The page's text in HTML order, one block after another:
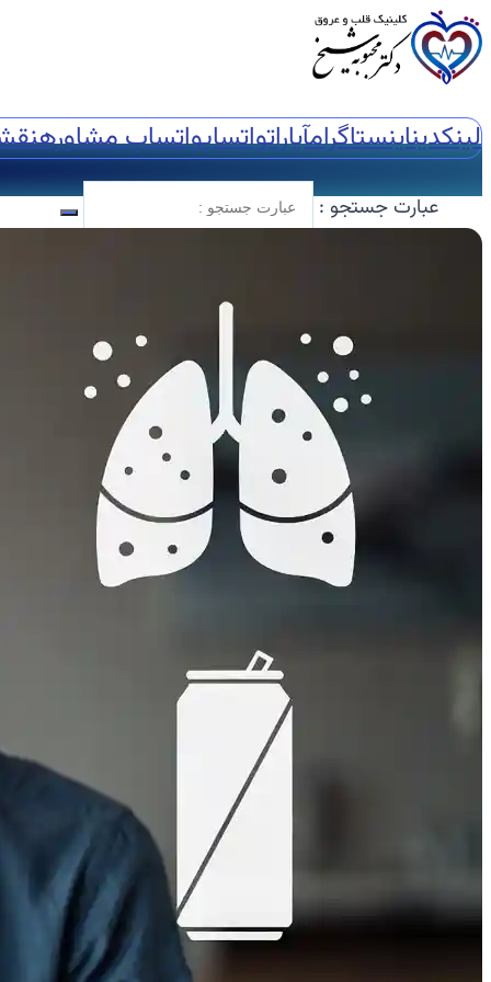
لینکدیناینستاگرامآپاراتواتساپواتساپ مشاوره
عبارت جستجو :
📈اکو M-Mode
📸اکو دو بعدی
🌐اکو سه بعدی
📽️اکو چهاربعدی
🏃‍♀️استرس اکو
🧪کانتراست اکو
🍴اکو از مری
📊اکو داپلر طیفی
💗اکو داپلر رنگی
🫀اکو داپلر بافتی TDI
💪استرین اکو
💓هولتر ضربان قلب
🛡️مشاوره پیشگیری
🍎مشاوره تخصصی تغذیه
🚭مشاوره ترک سیگار
🎗️درمان سرطان سینه
👩‍⚕️مشاوره جراحی زنان